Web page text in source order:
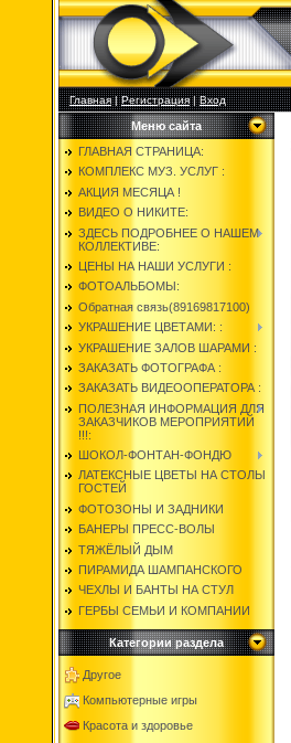
Главная|Регистрация|Вход
Меню сайта
ГЛАВНАЯ СТРАНИЦА:
КОМПЛЕКС МУЗ. УСЛУГ :
АКЦИЯ МЕСЯЦА !
ВИДЕО О НИКИТЕ:
ЗДЕСЬ ПОДРОБНЕЕ О НАШЕМ
КОЛЛЕКТИВЕ:
ЦЕНЫ НА НАШИ УСЛУГИ :
ФОТОАЛЬБОМЫ:
Обратная связь(89169817100)
УКРАШЕНИЕ ЦВЕТАМИ: :
УКРАШЕНИЕ ЗАЛОВ ШАРАМИ :
ЗАКАЗАТЬ ФОТОГРАФА :
ЗАКАЗАТЬ ВИДЕООПЕРАТОРА :
ПОЛЕЗНАЯ ИНФОРМАЦИЯ ДЛЯ
ЗАКАЗЧИКОВ МЕРОПРИЯТИЙ
!!!:
ШОКОЛ-ФОНТАН-ФОНДЮ
ЛАТЕКСНЫЕ ЦВЕТЫ НА СТОЛЫ
ГОСТЕЙ
ФОТОЗОНЫ И ЗАДНИКИ
БАНЕРЫ ПРЕСС-ВОЛЫ
ТЯЖЁЛЫЙ ДЫМ
ПИРАМИДА ШАМПАНСКОГО
ЧЕХЛЫ И БАНТЫ НА СТУЛ
ГЕРБЫ СЕМЬИ И КОМПАНИИ
Категории раздела
Другое
Компьютерные игры
Красота и здоровье